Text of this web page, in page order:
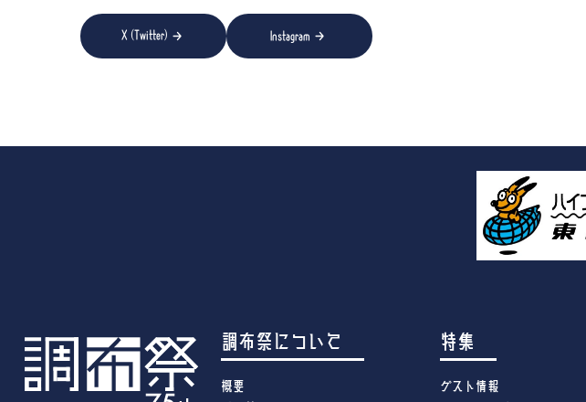
X (Twitter) → Instagram →
調布祭について
概要
特集
ゲスト情報